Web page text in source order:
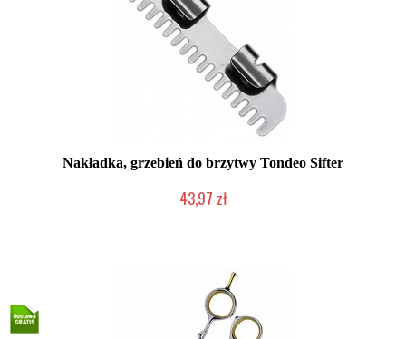
Nakładka, grzebień do brzytwy Tondeo Sifter
43,97 zł